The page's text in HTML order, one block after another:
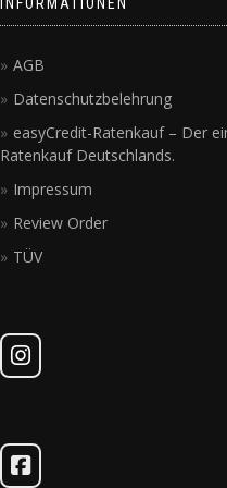
AGB
Datenschutzbelehrung
easyCredit-Ratenkauf – Der
Ratenkauf Deutschlands.
Impressum
Review Order
TÜV